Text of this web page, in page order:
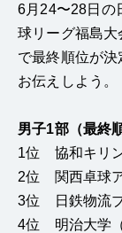
6月24〜28日の
球リーグ福島
で最終順位が
お伝えしよう。
男子1部（最終
1位 協和キリ
2位 関西卓球
3位 日鉄物流
4位 明治大学